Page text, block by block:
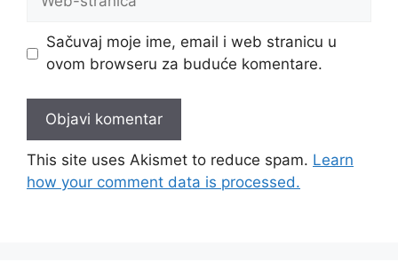
Sačuvaj moje ime, email i web stranicu u
ovom browseru za buduće komentare.
This site uses Akismet to reduce spam. Learn
how your comment data is processed.